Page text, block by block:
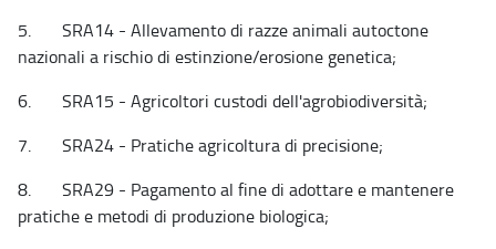
5. SRA14 - Allevamento di razze animali autoctone
nazionali a rischio di estinzione/erosione genetica;
6. SRA15 - Agricoltori custodi dell'agrobiodiversità;
7. SRA24 - Pratiche agricoltura di precisione;
8. SRA29 - Pagamento al fine di adottare e mantenere
pratiche e metodi di produzione biologica;